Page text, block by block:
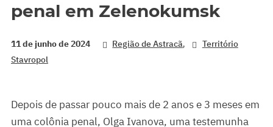
penal em Zelenokumsk
11 de junho de 2024 Região de Astracã,
Território
Stavropol
Depois de passar pouco mais de 2 anos e 3 meses em
uma colônia penal, Olga Ivanova, uma testemunha